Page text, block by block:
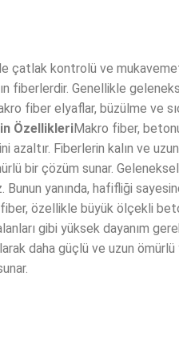
kontrolü ve mukavemet
Genellikle
fiber elyaflar, büzülme ve
ÖzellikleriMakro fiber,
Fiberlerin kalın ve
bir çözüm sunar.
yanında, hafifliği
özellikle büyük ölçekli
gibi yüksek dayanım
daha güçlü ve uzun ömürlü